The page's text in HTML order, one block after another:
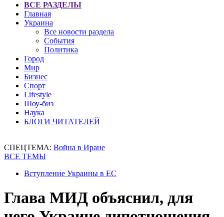
ВСЕ РАЗДЕЛЫ
Главная
Украина
Все новости раздела
События
Политика
Город
Мир
Бизнес
Спорт
Lifestyle
Шоу-биз
Наука
БЛОГИ ЧИТАТЕЛЕЙ
СПЕЦТЕМА: Война в Иране
ВСЕ ТЕМЫ
Вступление Украины в ЕС
Глава МИД объяснил, для